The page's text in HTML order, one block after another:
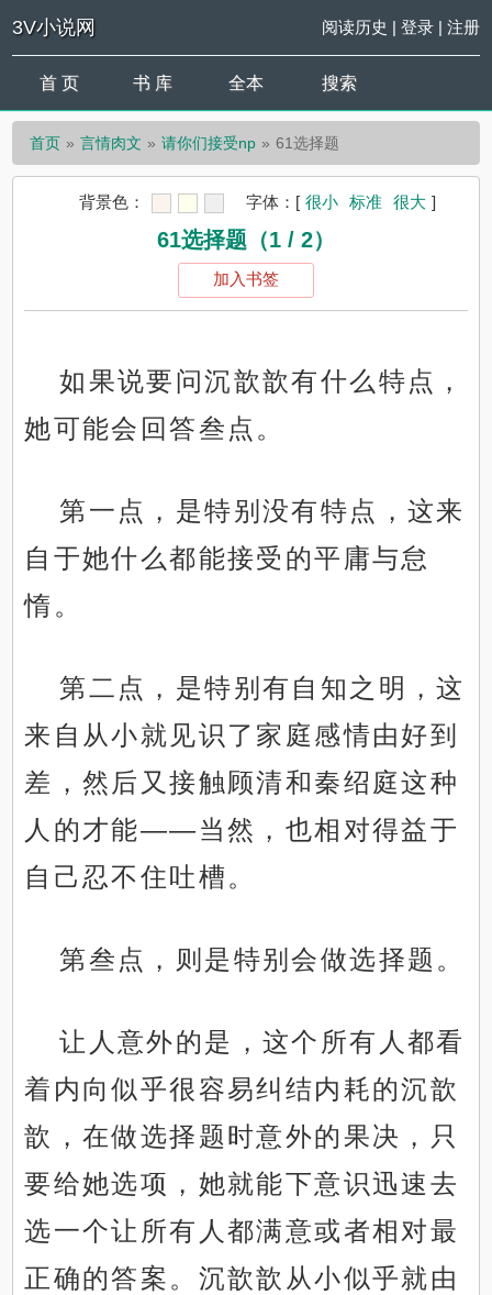
3V小说网 阅读历史 | 登录| 注册
首 页 书 库 全本 搜索
首页 言情肉文 请你们接受np 61选择题
背景色： 字体： [ 很小 标准 很大 ]
61选择题（1 / 2）
加入书签
如果说要问沉歆歆有什么特点，
她可能会回答叁点。
第一点，是特别没有特点，这来
自于她什么都能接受的平庸与怠
惰。
第二点，是特别有自知之明，这
来自从小就见识了家庭感情由好到
差，然后又接触顾清和秦绍庭这种
人的才能——当然，也相对得益于
自己忍不住吐槽。
第叁点，则是特别会做选择题。
让人意外的是，这个所有人都看
着内向似乎很容易纠结内耗的沉歆
歆，在做选择题时意外的果决，只
要给她选项，她就能下意识迅速去
选一个让所有人都满意或者相对最
正确的答案。沉歆歆从小似乎就由